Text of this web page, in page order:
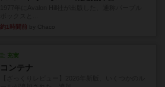
約1時間前
充実
コンテナ